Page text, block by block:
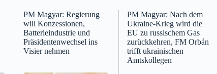
PM Magyar: Regierung
will Konzessionen,
Batterieindustrie und
Präsidentenwechsel ins
Visier nehmen
PM Magyar: Nach dem
Ukraine-Krieg wird die
EU zu russischem Gas
zurückkehren, FM Orbán
trifft ukrainischen
Amtskollegen